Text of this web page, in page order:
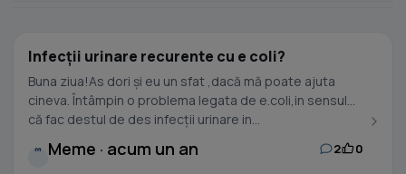
Infecții urinare recurente cu e coli?
Buna ziua!As dori și eu un sfat ,dacă mă poate ajuta
cineva. Întâmpin o problema legata de e.coli,in sensul
că fac destul de des infecții urinare in...
M Meme · acum un an 2 0